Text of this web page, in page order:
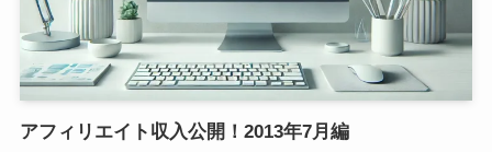
アフィリエイト収入公開！2013年7月編